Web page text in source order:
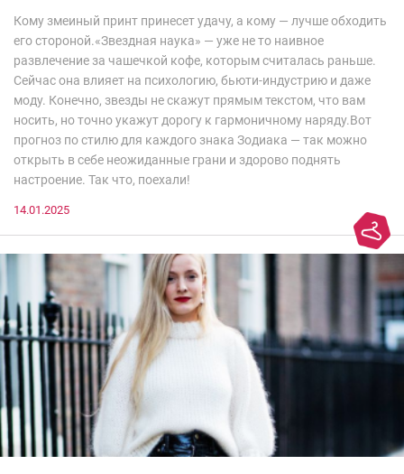
Кому змеиный принт принесет удачу, а кому — лучше обходить
его стороной.«Звездная наука» — уже не то наивное
развлечение за чашечкой кофе, которым считалась раньше.
Сейчас она влияет на психологию, бьюти-индустрию и даже
моду. Конечно, звезды не скажут прямым текстом, что вам
носить, но точно укажут дорогу к гармоничному наряду.Вот
прогноз по стилю для каждого знака Зодиака — так можно
открыть в себе неожиданные грани и здорово поднять
настроение. Так что, поехали!
14.01.2025